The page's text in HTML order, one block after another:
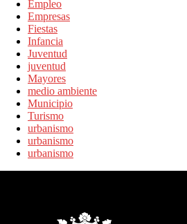
Empleo
Empresas
Fiestas
Infancia
Juventud
juventud
Mayores
medio ambiente
Municipio
Turismo
urbanismo
urbanismo
urbanismo